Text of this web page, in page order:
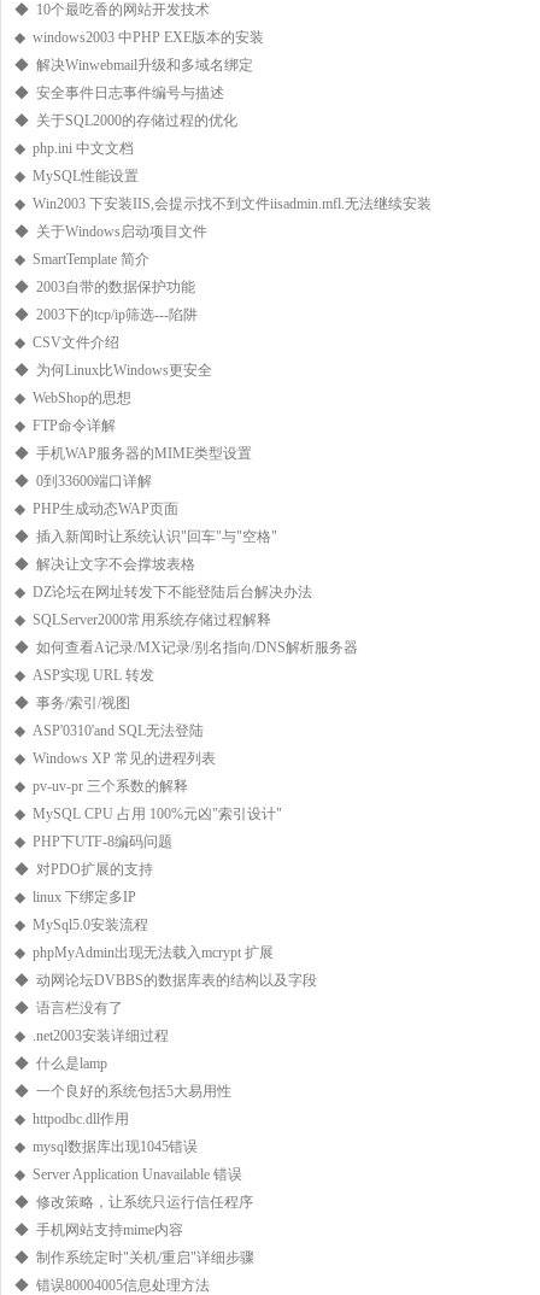
◆ 10个最吃香的网站开发技术
◆ windows2003 中PHP EXE版本的安装
◆ 解决Winwebmail升级和多域名绑定
◆ 安全事件日志事件编号与描述
◆ 关于SQL2000的存储过程的优化
◆ php.ini 中文文档
◆ MySQL性能设置
◆ Win2003 下安装IIS,会提示找不到文件iisadmin.mfl.无法继续安装
◆ 关于Windows启动项目文件
◆ SmartTemplate 简介
◆ 2003自带的数据保护功能
◆ 2003下的tcp/ip筛选---陷阱
◆ CSV文件介绍
◆ 为何Linux比Windows更安全
◆ WebShop的思想
◆ FTP命令详解
◆ 手机WAP服务器的MIME类型设置
◆ 0到33600端口详解
◆ PHP生成动态WAP页面
◆ 插入新闻时让系统认识"回车"与"空格"
◆ 解决让文字不会撑坡表格
◆ DZ论坛在网址转发下不能登陆后台解决办法
◆ SQLServer2000常用系统存储过程解释
◆ 如何查看A记录/MX记录/别名指向/DNS解析服务器
◆ ASP实现 URL 转发
◆ 事务/索引/视图
◆ ASP'0310'and SQL无法登陆
◆ Windows XP 常见的进程列表
◆ pv-uv-pr 三个系数的解释
◆ MySQL CPU 占用 100%元凶"索引设计"
◆ PHP下UTF-8编码问题
◆ 对PDO扩展的支持
◆ linux 下绑定多IP
◆ MySql5.0安装流程
◆ phpMyAdmin出现无法载入mcrypt 扩展
◆ 动网论坛DVBBS的数据库表的结构以及字段
◆ 语言栏没有了
◆ .net2003安装详细过程
◆ 什么是lamp
◆ 一个良好的系统包括5大易用性
◆ httpodbc.dll作用
◆ mysql数据库出现1045错误
◆ Server Application Unavailable 错误
◆ 修改策略，让系统只运行信任程序
◆ 手机网站支持mime内容
◆ 制作系统定时"关机/重启"详细步骤
◆ 错误80004005信息处理方法